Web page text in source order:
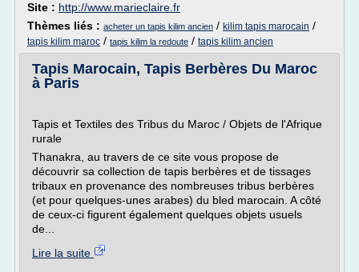
Site : http://www.marieclaire.fr
Thèmes liés : acheter un tapis kilim ancien / kilim tapis marocain /
tapis kilim maroc / tapis kilim la redoute / tapis kilim ancien
Tapis Marocain, Tapis Berbères Du Maroc
à Paris
Tapis et Textiles des Tribus du Maroc / Objets de l'Afrique
rurale
Thanakra, au travers de ce site vous propose de
découvrir sa collection de tapis berbères et de tissages
tribaux en provenance des nombreuses tribus berbères
(et pour quelques-unes arabes) du bled marocain. A côté
de ceux-ci figurent également quelques objets usuels
de...
Lire la suite